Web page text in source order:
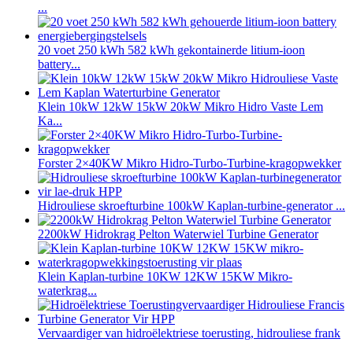
...
20 voet 250 kWh 582 kWh gekontainerde litium-ioon
battery...
Klein 10kW 12kW 15kW 20kW Mikro Hidro Vaste Lem
Ka...
Forster 2×40KW Mikro Hidro-Turbo-Turbine-kragopwekker
Hidrouliese skroefturbine 100kW Kaplan-turbine-generator ...
2200kW Hidrokrag Pelton Waterwiel Turbine Generator
Klein Kaplan-turbine 10KW 12KW 15KW Mikro-
waterkrag...
Vervaardiger van hidroëlektriese toerusting, hidrouliese frank